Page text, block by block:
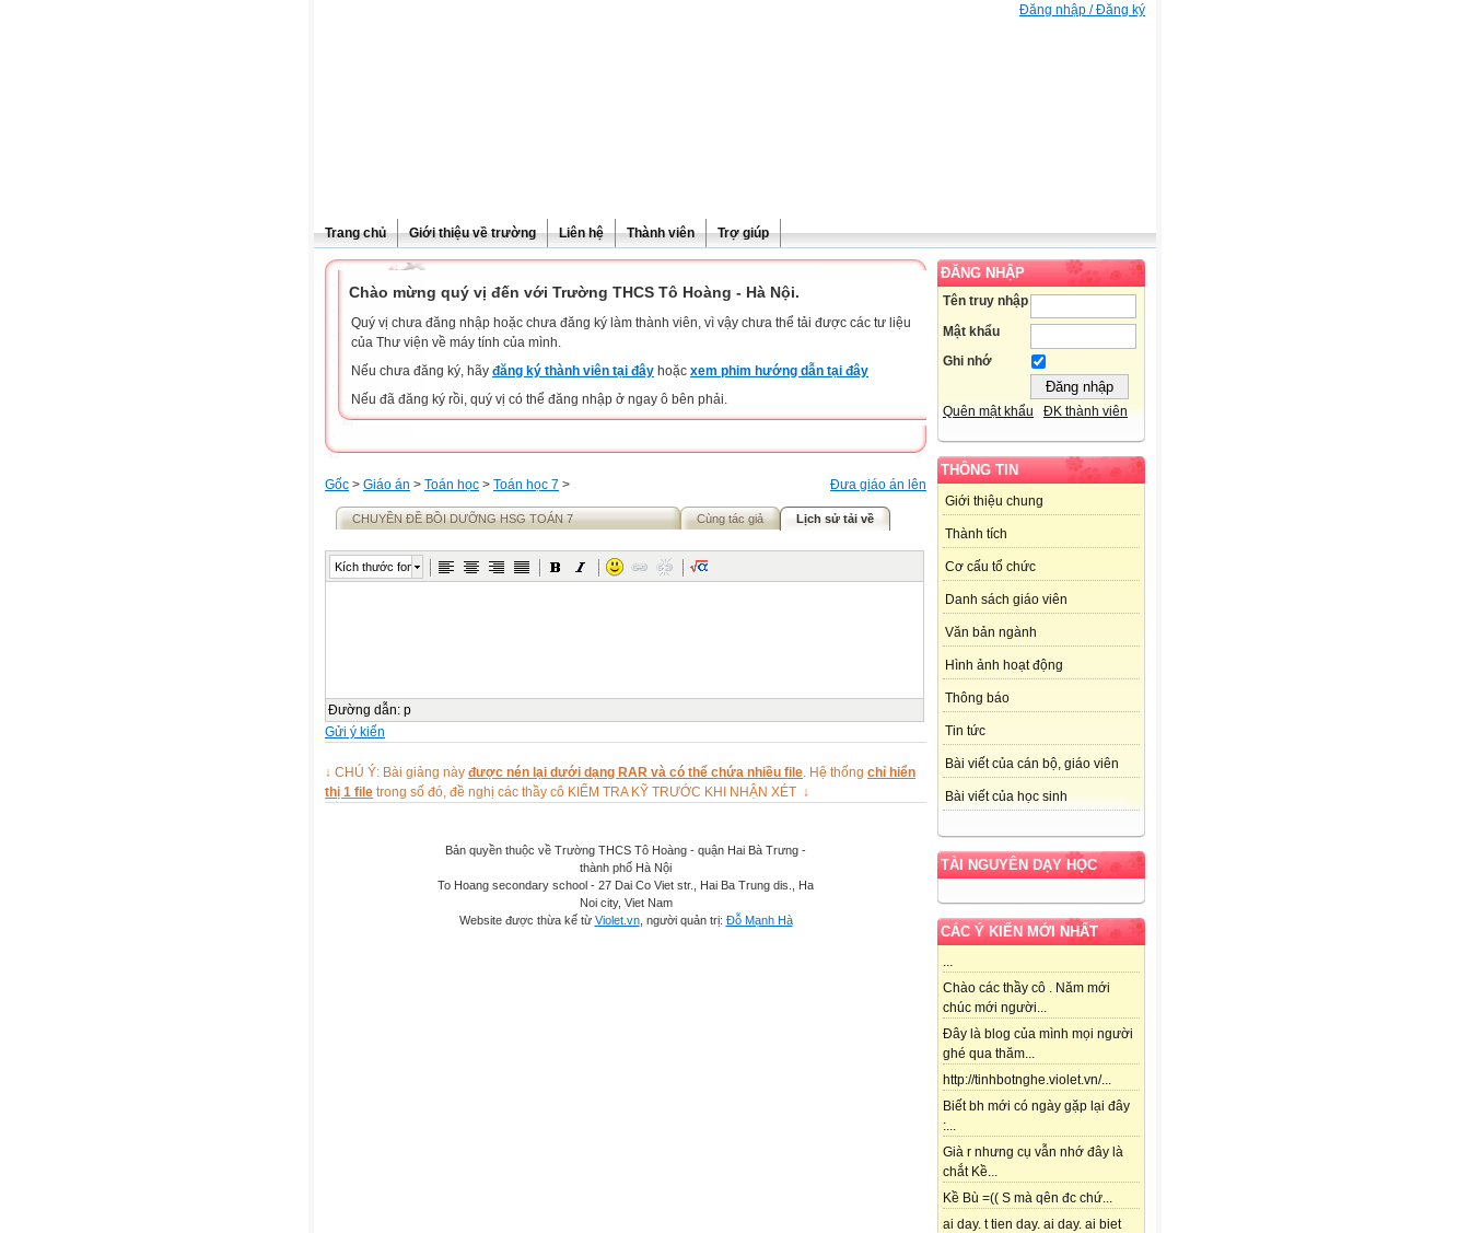
Đăng nhập / Đăng ký
Trang chủ Giới thiệu về trường Liên hệ Thành viên Trợ giúp
ĐĂNG NHẬP
Tên truy nhập
Mật khẩu
Ghi nhớ
Quên mật khẩu ĐK thành viên
THÔNG TIN
Giới thiệu chung
Thành tích
Cơ cấu tổ chức
Danh sách giáo viên
Văn bản ngành
Hình ảnh hoạt động
Thông báo
Tin tức
Bài viết của cán bộ, giáo viên
Bài viết của học sinh
TÀI NGUYÊN DẠY HỌC
CÁC Ý KIẾN MỚI NHẤT
...
Chào các thầy cô . Năm mới
chúc mới người...
Đây là blog của mình mọi người
ghé qua thăm...
http://tinhbotnghe.violet.vn/...
Biết bh mới có ngày gặp lại đây
:...
Già r nhưng cụ vẫn nhớ đây là
chắt Kề...
Kề Bù =(( S mà qên đc chứ...
ai day. t tien day. ai day. ai biet
Chào mừng quý vị đến với Trường THCS Tô Hoàng - Hà Nội.
Quý vị chưa đăng nhập hoặc chưa đăng ký làm thành viên, vì vậy chưa thể tải được các tư liệu
của Thư viện về máy tính của mình.
Nếu chưa đăng ký, hãy đăng ký thành viên tại đây hoặc xem phim hướng dẫn tại đây
Nếu đã đăng ký rồi, quý vị có thể đăng nhập ở ngay ô bên phải.
Đưa giáo án lên
Gốc > Giáo án > Toán học > Toán học 7 >
CHUYỀN ĐỀ BỒI DƯỠNG HSG TOÁN 7 Cùng tác giả Lịch sử tải về
Kích thước font
Đường dẫn: p
Gửi ý kiến
↓ CHÚ Ý: Bài giảng này được nén lại dưới dạng RAR và có thể chứa nhiều file . Hệ thống chỉ hiển
thị 1 file trong số đó, đề nghị các thầy cô KIỂM TRA KỸ TRƯỚC KHI NHẬN XÉT ↓
Bản quyền thuộc về Trường THCS Tô Hoàng - quận Hai Bà Trưng -
thành phố Hà Nội
To Hoang secondary school - 27 Dai Co Viet str., Hai Ba Trung dis., Ha
Noi city, Viet Nam
Website được thừa kế từ Violet.vn, người quản trị: Đỗ Mạnh Hà